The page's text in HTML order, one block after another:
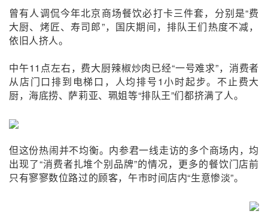
曾有人调侃今年北京商场餐饮必打卡三件套，分别是“费
大厨、烤匠、寿司郎”，国庆期间，排队王们热度不减，
依旧人挤人。
中午11点左右，费大厨辣椒炒肉已经“一号难求”，消费者
从店门口排到电梯口，人均排号1小时起步。不止费大
厨，海底捞、萨莉亚、珮姐等“排队王”们都挤满了人。
但这份热闹并不均衡。内参君一线走访的多个商场内，均
出现了“消费者扎堆个别品牌”的情况，更多的餐饮门店前
只有寥寥数位路过的顾客，午市时间店内“生意惨淡”。